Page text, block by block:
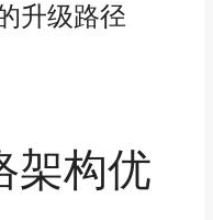
升级路径
架构优